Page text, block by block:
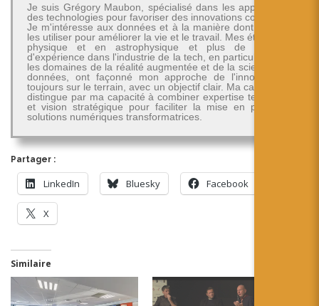
Je suis Grégory Maubon, spécialisé dans les applications
des technologies pour favoriser des innovations concrètes.
Je m'intéresse aux données et à la manière dont on peut
les utiliser pour améliorer la vie et le travail. Mes études en
physique et en astrophysique et plus de 30 ans
d'expérience dans l'industrie de la tech, en particulier dans
les domaines de la réalité augmentée et de la science des
données, ont façonné mon approche de l'innovation -
toujours sur le terrain, avec un objectif clair. Ma carrière se
distingue par ma capacité à combiner expertise technique
et vision stratégique pour faciliter la mise en place de
solutions numériques transformatrices.
Partager :
LinkedIn Bluesky Facebook
X
Similaire